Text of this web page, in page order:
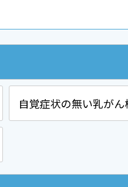
自覚症状の無い乳が